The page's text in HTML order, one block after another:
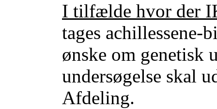
I tilfælde hvor der
tages achillessene-
ønske om genetisk
undersøgelse skal
Afdeling.